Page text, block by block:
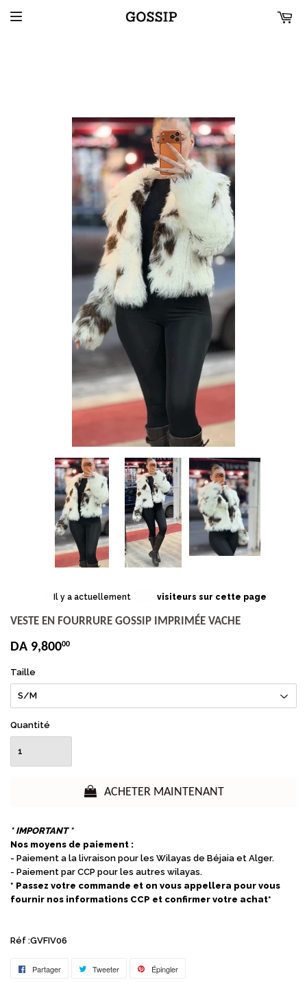
Il y a actuellement visiteurs sur cette page
VESTE EN FOURRURE GOSSIP IMPRIMÉE VACHE
DA 9,80000
Taille
Quantité
ACHETER MAINTENANT
* IMPORTANT *
Nos moyens de paiement :
- Paiement a la livraison pour les Wilayas de Béjaia et Alger.
- Paiement par CCP pour les autres wilayas.
* Passez votre commande et on vous appellera pour vous
fournir nos informations CCP et confirmer votre achat*
Réf :GVFIV06
Partager
PartagerTweeter
TweeterÉpingler